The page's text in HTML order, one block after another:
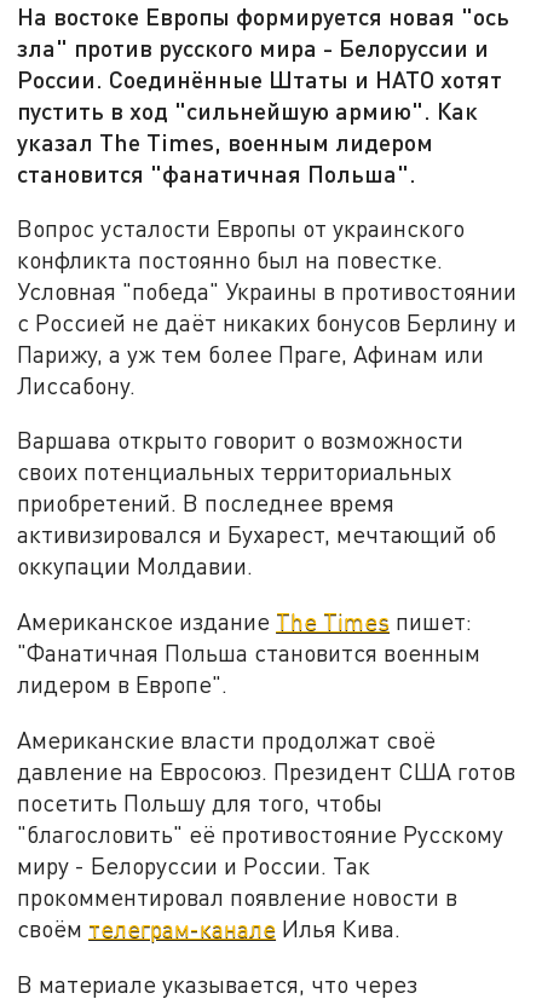
На востоке Европы формируется новая "ось
зла" против русского мира - Белоруссии и
России. Соединённые Штаты и НАТО хотят
пустить в ход "сильнейшую армию". Как
указал The Times, военным лидером
становится "фанатичная Польша".
Вопрос усталости Европы от украинского
конфликта постоянно был на повестке.
Условная "победа" Украины в противостоянии
с Россией не даёт никаких бонусов Берлину и
Парижу, а уж тем более Праге, Афинам или
Лиссабону.
Варшава открыто говорит о возможности
своих потенциальных территориальных
приобретений. В последнее время
активизировался и Бухарест, мечтающий об
оккупации Молдавии.
Американское издание Тhe Times пишет:
"Фанатичная Польша становится военным
лидером в Европе".
Американские власти продолжат своё
давление на Евросоюз. Президент США готов
посетить Польшу для того, чтобы
"благословить" её противостояние Русскому
миру - Белоруссии и России. Так
прокомментировал появление новости в
своём телеграм-канале Илья Кива.
В материале указывается, что через